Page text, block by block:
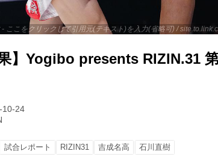
- ここをクリックして引用元(テキスト)を入力(省略可) /
果】Yogibo presents RIZIN.31
10-24
試合レポート RIZIN31 吉成名高 石川直樹